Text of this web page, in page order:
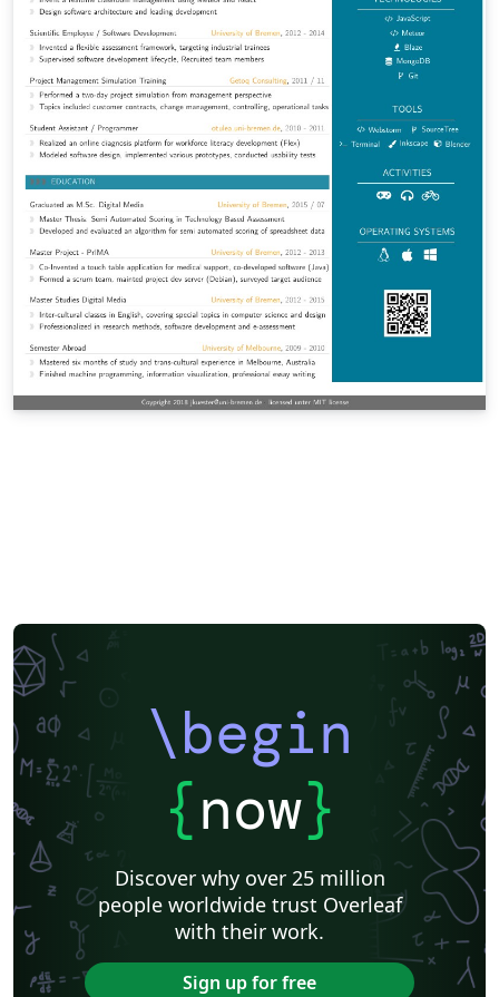
\begin
{now}
Discover why over 25 million
people worldwide trust Overleaf
with their work.
Sign up for free